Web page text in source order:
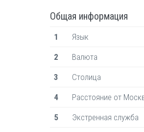
Общая информация
1 Язык
2 Валюта
3 Столица
4 Расстояние от
5 Экстренная служба